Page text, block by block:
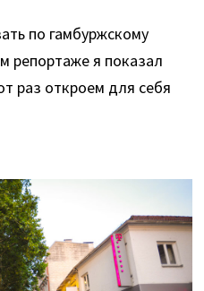
по гамбуржскому
репортаже я показал
раз откроем для себя